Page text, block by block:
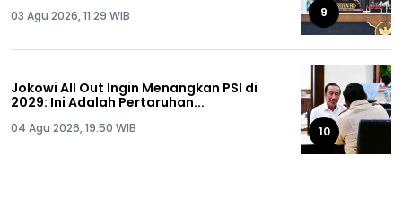
03 Agu 2026, 11:29 WIB 9
Jokowi All Out Ingin Menangkan PSI di
2029: Ini Adalah Pertaruhan...
04 Agu 2026, 19:50 WIB 10